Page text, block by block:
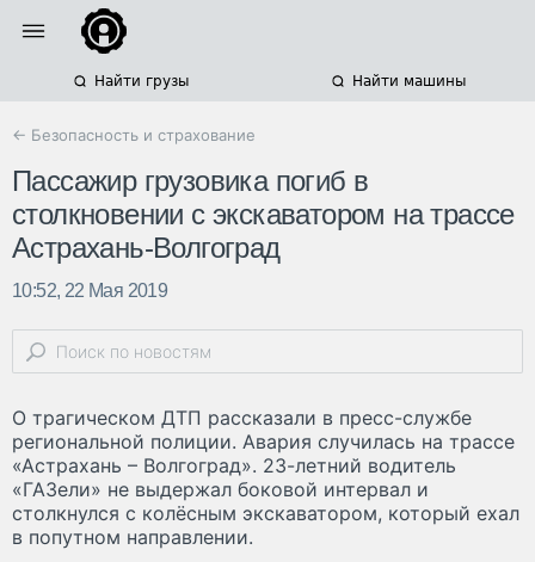
Найти грузы Найти машины
← Безопасность и страхование
Пассажир грузовика погиб в
столкновении с экскаватором на трассе
Астрахань-Волгоград
10:52, 22 Мая 2019
О трагическом ДТП рассказали в пресс-службе
региональной полиции. Авария случилась на трассе
«Астрахань – Волгоград». 23-летний водитель
«ГАЗели» не выдержал боковой интервал и
столкнулся с колёсным экскаватором, который ехал
в попутном направлении.